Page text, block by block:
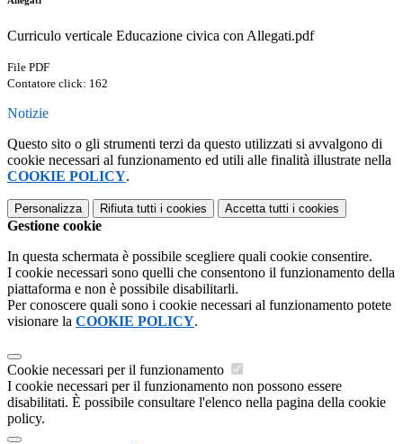
Curriculo verticale Educazione civica con Allegati.pdf
File PDF
Contatore click: 162
Notizie
Questo sito o gli strumenti terzi da questo utilizzati si avvalgono di
cookie necessari al funzionamento ed utili alle finalità illustrate nella
COOKIE POLICY.
Personalizza Rifiuta tutti i cookies Accetta tutti i cookies
Gestione cookie
In questa schermata è possibile scegliere quali cookie consentire.
I cookie necessari sono quelli che consentono il funzionamento della
piattaforma e non è possibile disabilitarli.
Per conoscere quali sono i cookie necessari al funzionamento potete
visionare la COOKIE POLICY.
Cookie necessari per il funzionamento
I cookie necessari per il funzionamento non possono essere
disabilitati. È possibile consultare l'elenco nella pagina della cookie
policy.